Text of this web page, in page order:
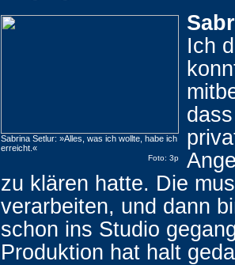
Sabrina Setlur: »Alles, was ich wollte, habe ich
erreicht.«
Foto: 3p
Ich
zu klären hatte. Die
verarbeiten, und dann
schon ins Studio
Produktion hat halt